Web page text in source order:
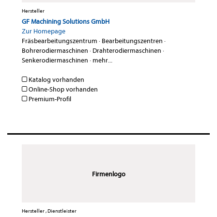
Hersteller
GF Machining Solutions GmbH
Zur Homepage
Fräsbearbeitungszentrum · Bearbeitungszentren ·
Bohrerodiermaschinen · Drahterodiermaschinen ·
Senkerodiermaschinen · mehr...
Katalog vorhanden
Online-Shop vorhanden
Premium-Profil
Firmenlogo
Hersteller , Dienstleister